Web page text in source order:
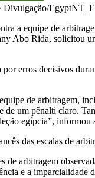
Divulgação/
a equipe de
Abo Rida, solicitou
erros decisivos
de arbitragem,
um pênalti claro.
egípcia”, informou
das escalas de
de arbitragem
e a